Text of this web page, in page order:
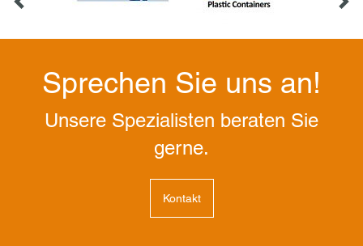
Sprechen Sie uns an!
Unsere Spezialisten beraten Sie
gerne.
Kontakt